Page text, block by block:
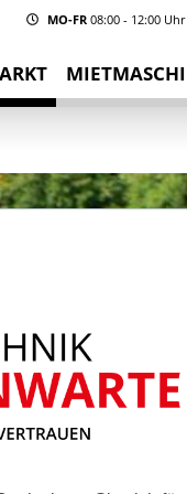
MO-FR08:00 - 12:00